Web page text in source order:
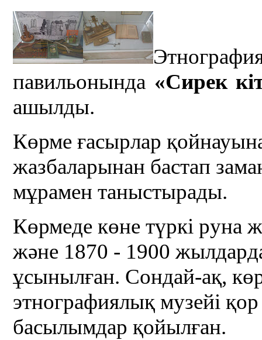
павильонында «Сирек
ашылды.
Көрме ғасырлар
жазбаларынан бастап
мұрамен таныстырады.
Көрмеде көне түркі руна
және 1870 - 1900
ұсынылған. Сондай-ақ,
этнографиялық музейі
басылымдар қойылған.